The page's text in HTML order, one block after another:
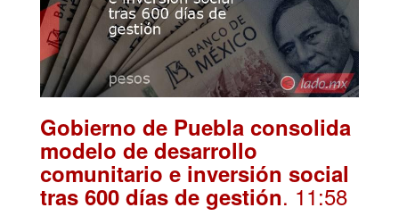
Gobierno de Puebla consolida
modelo de desarrollo
comunitario e inversión social
tras 600 días de gestión. 11:58